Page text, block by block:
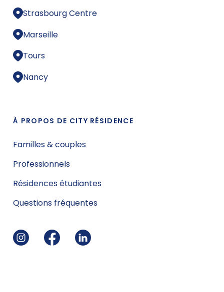
Strasbourg Centre
Marseille
Tours
Nancy
À PROPOS DE CITY RÉSIDENCE
Familles & couples
Professionnels
Résidences étudiantes
Questions fréquentes